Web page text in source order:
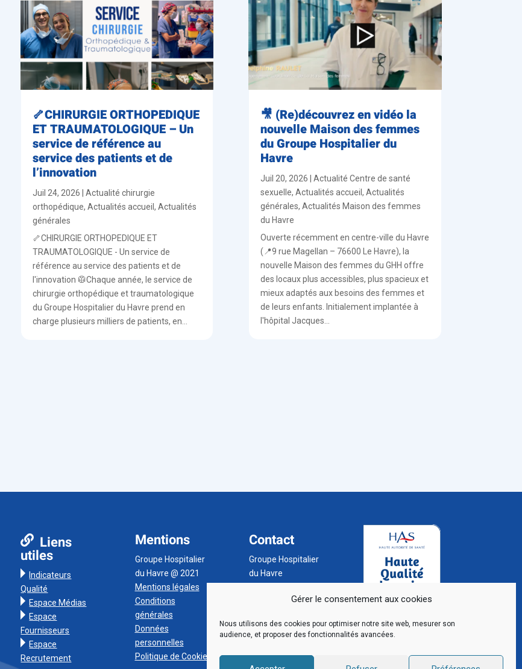
Gérer le consentement aux cookies
Nous utilisons des cookies pour optimiser notre site web, mesurer son
audience, et proposer des fonctionnalités avancées.
🦴CHIRURGIE ORTHOPEDIQUE
ET TRAUMATOLOGIQUE – Un
service de référence au
service des patients et de
l’innovation
Juil 24, 2026
Actualité chirurgie
orthopédique, Actualités accueil , Actualités
générales
🦴CHIRURGIE ORTHOPEDIQUE ET
TRAUMATOLOGIQUE - Un service de
référence au service des patients et de
l'innovation 🥼Chaque année, le service de
chirurgie orthopédique et traumatologique
du Groupe Hospitalier du Havre prend en
charge plusieurs milliers de patients, en...
🎥 (Re)découvrez en vidéo la
nouvelle Maison des femmes
du Groupe Hospitalier du
Havre
Juil 20, 2026
Actualité Centre de santé
sexuelle, Actualités accueil , Actualités
générales, Actualités Maison des femmes
du Havre
Ouverte récemment en centre-ville du Havre
(📍9 rue Magellan – 76600 Le Havre), la
nouvelle Maison des femmes du GHH offre
des locaux plus accessibles, plus spacieux et
mieux adaptés aux besoins des femmes et
de leurs enfants. Initialement implantée à
l'hôpital Jacques...
Liens
utiles
Indicateurs
Qualité
Espace Médias
Espace
Fournisseurs
Espace
Recrutement
Mentions
Groupe Hospitalier
du Havre @ 2021
Mentions légales
Conditions
générales
Données
personnelles
Politique de Cookies
Contact
Groupe Hospitalier
du Havre
76 083 Le Havre
02 32 73 32 32